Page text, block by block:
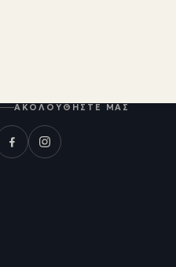
ΑΚΟΛΟΥΘΉΣΤΕ ΜΑΣ